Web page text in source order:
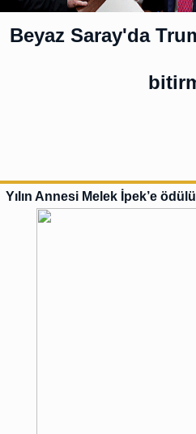
Beyaz Saray'da
Yılın Annesi Melek İpek’e